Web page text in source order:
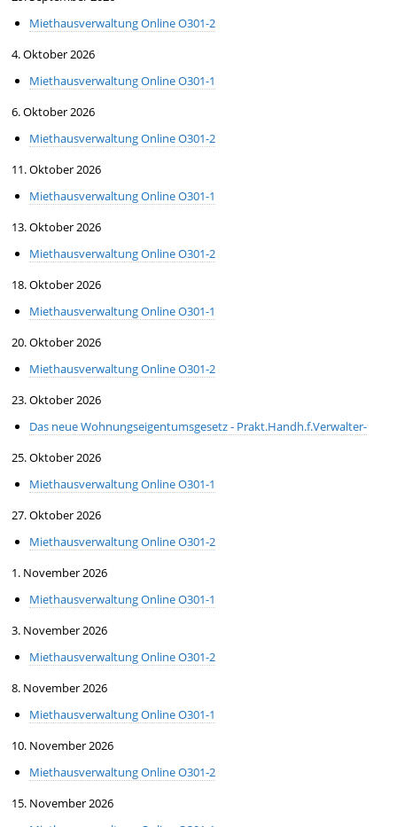
Miethausverwaltung Online O301-2
4. Oktober 2026
Miethausverwaltung Online O301-1
6. Oktober 2026
Miethausverwaltung Online O301-2
11. Oktober 2026
Miethausverwaltung Online O301-1
13. Oktober 2026
Miethausverwaltung Online O301-2
18. Oktober 2026
Miethausverwaltung Online O301-1
20. Oktober 2026
Miethausverwaltung Online O301-2
23. Oktober 2026
Das neue Wohnungseigentumsgesetz - Prakt.Handh.f.Verwalter-
25. Oktober 2026
Miethausverwaltung Online O301-1
27. Oktober 2026
Miethausverwaltung Online O301-2
1. November 2026
Miethausverwaltung Online O301-1
3. November 2026
Miethausverwaltung Online O301-2
8. November 2026
Miethausverwaltung Online O301-1
10. November 2026
Miethausverwaltung Online O301-2
15. November 2026